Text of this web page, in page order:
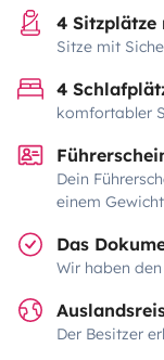
4
Sitze mit
4
komfortabler
Dein
einem
Das
Wir haben
Der Besitzer